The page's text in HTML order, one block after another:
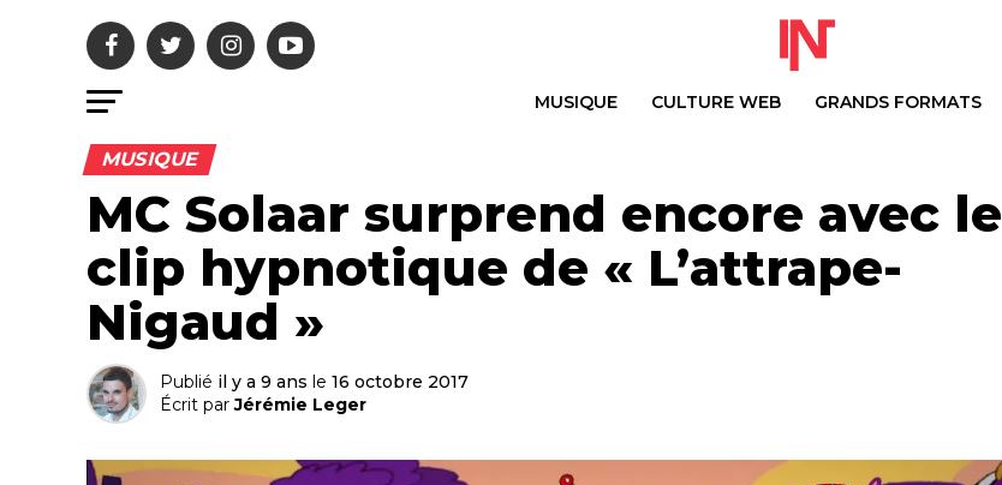
MUSIQUE CULTURE WEB GRANDS FORMATS
MUSIQUE
MC Solaar surprend encore avec le
clip hypnotique de « L’attrape-
Nigaud »
Publié il y a 9 ans le 16 octobre 2017
Écrit par Jérémie Leger